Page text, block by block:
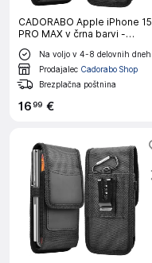
CADORABO Apple iPhone 15
PRO MAX v črna barvi -
Praktičen zaščitni ovitek s
karabinom Ovitek ovitka z
držalom za pisalo
Na voljo v 4-8 delovnih dneh
Prodajalec Cadorabo Shop
Brezplačna poštnina
1699 €